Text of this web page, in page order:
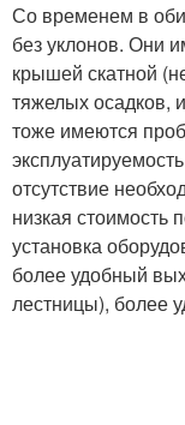
Со временем в
без уклонов. Они
крышей скатной
тяжелых осадков,
тоже имеются
отсутствие
низкая стоимость
установка
более удобный
лестницы), более